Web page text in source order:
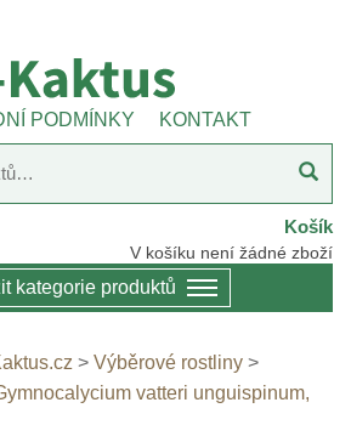
PODMÍNKY KONTAKT
Košík
V košíku není žádné zboží
kategorie produktů
> Výběrové rostliny >
vatteri unguispinum,